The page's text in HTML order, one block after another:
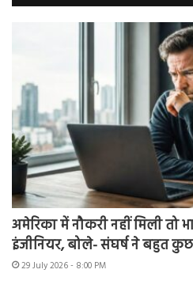
अमेरिका में नौकरी नहीं मिली तो
इंजीनियर, बोले- संघर्ष ने बहुत
29 July 2026 - 8:00 PM